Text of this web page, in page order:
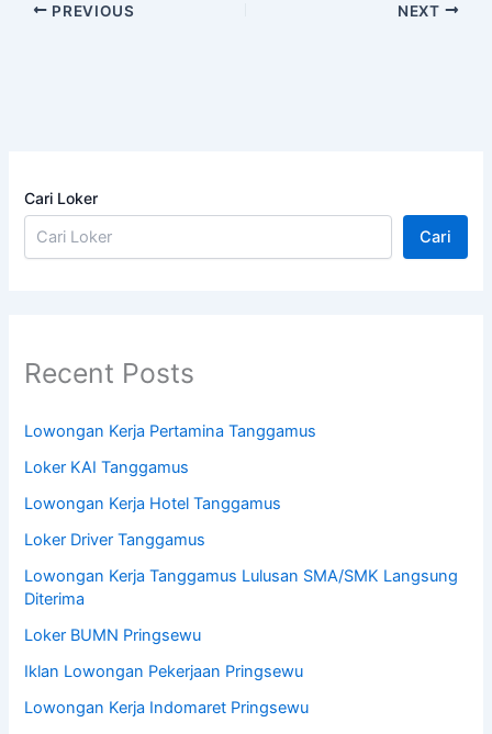
PREVIOUS NEXT
Cari Loker
Cari
Recent Posts
Lowongan Kerja Pertamina Tanggamus
Loker KAI Tanggamus
Lowongan Kerja Hotel Tanggamus
Loker Driver Tanggamus
Lowongan Kerja Tanggamus Lulusan SMA/SMK Langsung
Diterima
Loker BUMN Pringsewu
Iklan Lowongan Pekerjaan Pringsewu
Lowongan Kerja Indomaret Pringsewu